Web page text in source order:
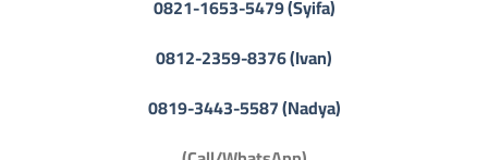
0821-1653-5479 (Syifa)
0812-2359-8376 (Ivan)
0819-3443-5587 (Nadya)